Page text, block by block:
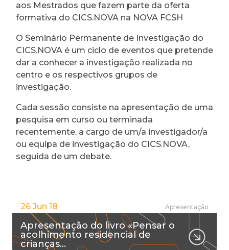
aos Mestrados que fazem parte da oferta
formativa do CICS.NOVA na NOVA FCSH
O Seminário Permanente de Investigação do
CICS.NOVA é um ciclo de eventos que pretende
dar a conhecer a investigação realizada no
centro e os respectivos grupos de
investigação.
Cada sessão consiste na apresentação de uma
pesquisa em curso ou terminada
recentemente, a cargo de um/a investigador/a
ou equipa de investigação do CICS.NOVA,
seguida de um debate.
26 Jun 18 Apresentação
Apresentação do livro «Pensar o
acolhimento residencial de
crianças…